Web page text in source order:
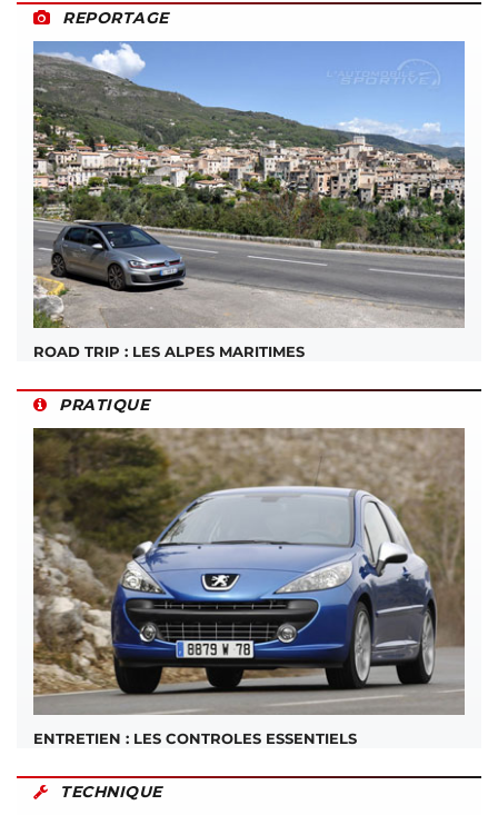
REPORTAGE
ROAD TRIP : LES ALPES MARITIMES
PRATIQUE
ENTRETIEN : LES CONTROLES ESSENTIELS
TECHNIQUE